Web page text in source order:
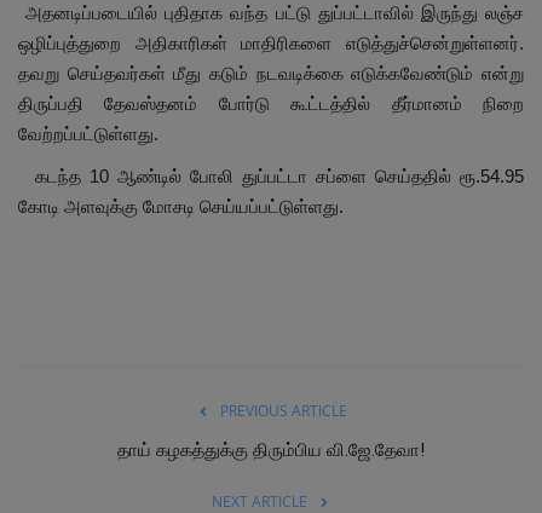
அதனடிப்படையில் புதிதாக வந்த பட்டு துப்பட்டாவில் இருந்து லஞ்ச
ஒழிப்புத்துறை அதிகாரிகள் மாதிரிகளை எடுத்துச்சென்றுள்ளனர்.
தவறு செய்தவர்கள் மீது கடும் நடவடிக்கை எடுக்கவேண்டும் என்று
திருப்பதி தேவஸ்தனம் போர்டு கூட்டத்தில் தீர்மானம் நிறை
வேற்றப்பட்டுள்ளது.
கடந்த 10 ஆண்டில் போலி துப்பட்டா சப்ளை செய்ததில் ரூ.54.95
கோடி அளவுக்கு மோசடி செய்யப்பட்டுள்ளது.
PREVIOUS ARTICLE
தாய் கழகத்துக்கு திரும்பிய வி.ஜே.தேவா!
NEXT ARTICLE